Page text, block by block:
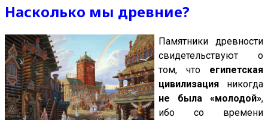
Насколько мы древние?
Памятники древности
свидетельствуют о
том, что египетская
цивилизация никогда
не была «молодой»,
ибо со времени